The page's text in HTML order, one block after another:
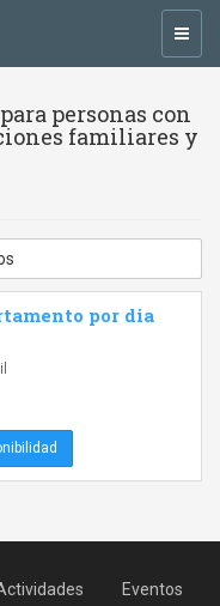
personas con
familiares y
por dia
Eventos